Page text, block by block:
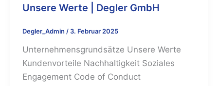
Unsere Werte | Degler GmbH
Degler_Admin / 3. Februar 2025
Unternehmensgrundsätze Unsere Werte
Kundenvorteile Nachhaltigkeit Soziales
Engagement Code of Conduct